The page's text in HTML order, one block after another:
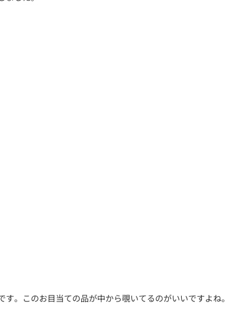
。このお目当ての品が中から覗いてるのがいいですよね。